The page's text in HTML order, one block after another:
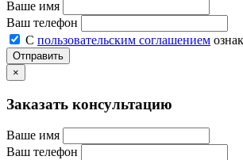
Ваше имя
Ваш телефон
С пользовательским соглашением
Отправить
×
Заказать консультацию
Ваше имя
Ваш телефон